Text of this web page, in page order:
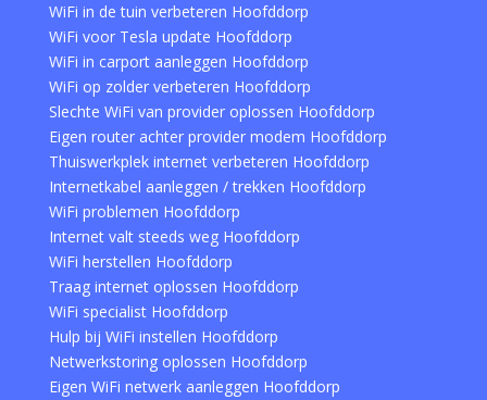
WiFi in de tuin verbeteren Hoofddorp
WiFi voor Tesla update Hoofddorp
WiFi in carport aanleggen Hoofddorp
WiFi op zolder verbeteren Hoofddorp
Slechte WiFi van provider oplossen Hoofddorp
Eigen router achter provider modem Hoofddorp
Thuiswerkplek internet verbeteren Hoofddorp
Internetkabel aanleggen / trekken Hoofddorp
WiFi problemen Hoofddorp
Internet valt steeds weg Hoofddorp
WiFi herstellen Hoofddorp
Traag internet oplossen Hoofddorp
WiFi specialist Hoofddorp
Hulp bij WiFi instellen Hoofddorp
Netwerkstoring oplossen Hoofddorp
Eigen WiFi netwerk aanleggen Hoofddorp